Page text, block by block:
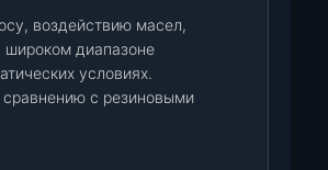
воздействию масел,
широком диапазоне
условиях.
сравнению с резиновыми